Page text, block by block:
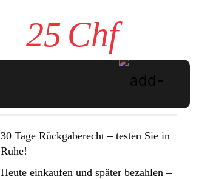
25 Chf
In den Warenkorb
30 Tage Rückgaberecht – testen Sie in
Ruhe!
Heute einkaufen und später bezahlen –